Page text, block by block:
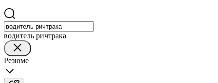
водитель ричтрака
Резюме